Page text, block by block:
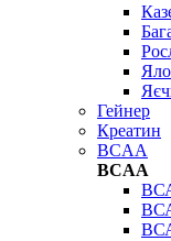
Гейнер
Креатин
BCAA
BCAA